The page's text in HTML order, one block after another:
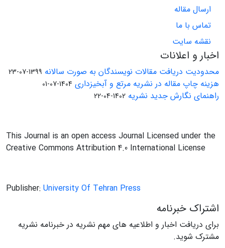
ارسال مقاله
تماس با ما
نقشه سایت
اخبار و اعلانات
محدودیت دریافت مقالات نویسندگان به صورت سالانه 1399-07-23
هزینه چاپ مقاله در نشریه مرتع و آبخیزداری 1404-07-01
راهنمای نگارش جدید نشریه 1402-04-22
This Journal is an open access Journal Licensed under the
Creative Commons Attribution 4.0 International License
Publisher: University Of Tehran Press
اشتراک خبرنامه
برای دریافت اخبار و اطلاعیه های مهم نشریه در خبرنامه نشریه
مشترک شوید.